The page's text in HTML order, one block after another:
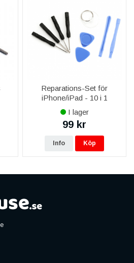
Reparations-Set för
iPhone/iPad - 10 i 1
I lager
99 kr
Info Köp